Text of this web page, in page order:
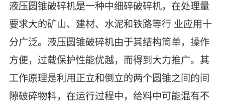
液压圆锥破碎机是一种中细碎破碎机，在处理量
要求大的矿山、建材、水泥和铁路等行 业应用十
分广泛。液压圆锥破碎机由于其结构简单，操作
方便，过载保护性能优越，而得到大力推广。其
工作原理是利用正立和倒立的两个圆锥之间的间
隙破碎物料，在运行过程中，给料中可能混有不